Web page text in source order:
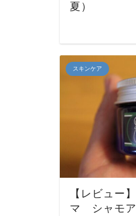
夏）
スキンケア
【レビュー
マ シャモ